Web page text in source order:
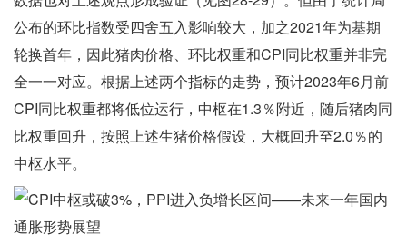
公布的环比指数受四舍五入影响较大，加之2021年为基期
轮换首年，因此猪肉价格、环比权重和CPI同比权重并非完
全一一对应。根据上述两个指标的走势，预计2023年6月前
CPI同比权重都将低位运行，中枢在1.3％附近，随后猪肉同
比权重回升，按照上述生猪价格假设，大概回升至2.0％的
中枢水平。